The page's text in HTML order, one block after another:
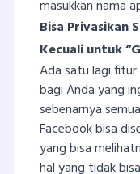
masukkan nama
Bisa Privasikan
Kecuali untuk
Ada satu lagi fitur
bagi Anda yang
sebenarnya
Facebook bisa
yang bisa
hal yang tidak